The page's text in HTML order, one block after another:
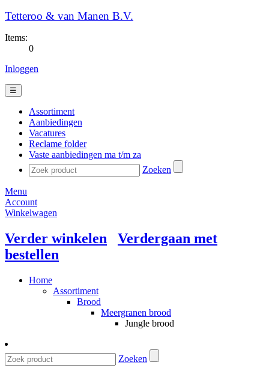
Tetteroo & van Manen B.V.
Items:
0
Inloggen
☰
Assortiment
Aanbiedingen
Vacatures
Reclame folder
Vaste aanbiedingen ma t/m za
Zoeken
Menu
Account
Winkelwagen
Verder winkelen
Verdergaan met
bestellen
Home
Assortiment
Brood
Meergranen brood
Jungle brood
Zoeken